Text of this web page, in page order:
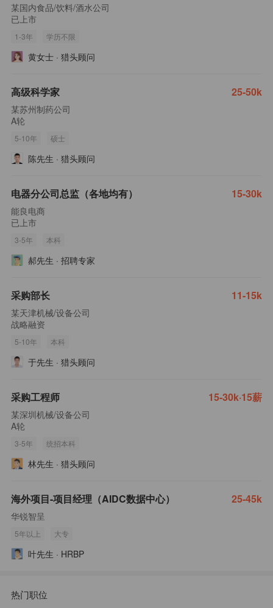
某国内食品/饮料/酒水公司
已上市
1-3年 学历不限
黄女士 · 猎头顾问
高级科学家 25-50k
某苏州制药公司
A轮
5-10年 硕士
陈先生 · 猎头顾问
电器分公司总监（各地均有） 15-30k
能良电商
已上市
3-5年 本科
郝先生 · 招聘专家
采购部长 11-15k
某天津机械/设备公司
战略融资
5-10年 本科
于先生 · 猎头顾问
采购工程师 15-30k·15薪
某深圳机械/设备公司
A轮
3-5年 统招本科
林先生 · 猎头顾问
海外项目-项目经理（AIDC数据中心） 25-45k
华锐智呈
5年以上 大专
叶先生 · HRBP
热门职位